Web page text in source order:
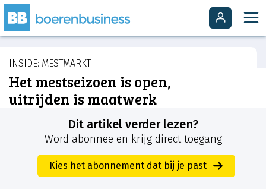
INSIDE: MESTMARKT
Het mestseizoen is open,
uitrijden is maatwerk
Dit artikel verder lezen?
Word abonnee en krijg direct toegang
Kies het abonnement dat bij je past